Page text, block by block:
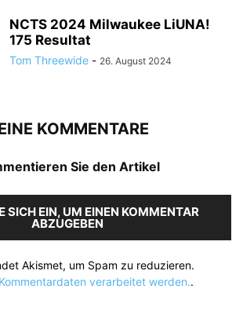
NCTS 2024 Milwaukee LiUNA!
175 Resultat
Tom Threewide - 26. August 2024
KOMMENTARE
Sie den Artikel
SICH EIN, UM EINEN KOMMENTAR
ABZUGEBEN
Akismet, um Spam zu reduzieren.
verarbeitet werden..